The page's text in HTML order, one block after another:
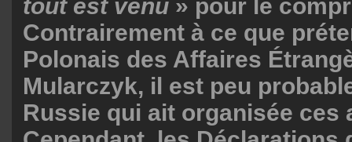
tout est venu » pour le
Contrairement à ce que
Polonais des Affaires
Mularczyk, il est peu
Russie qui ait organisée ces